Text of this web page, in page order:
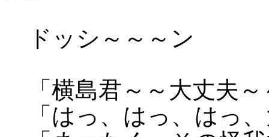
ドッシ～～～ン
「横島君～～大丈夫～
「はっ、はっ、はっ